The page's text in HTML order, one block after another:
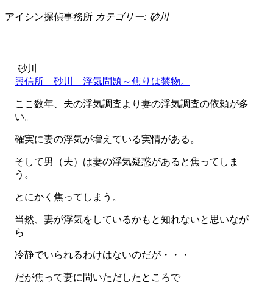
アイシン探偵事務所 カテゴリー: 砂川
砂川
興信所 砂川 浮気問題～焦りは禁物。
ここ数年、夫の浮気調査より妻の浮気調査の依頼が多
い。
確実に妻の浮気が増えている実情がある。
そして男（夫）は妻の浮気疑惑があると焦ってしま
う。
とにかく焦ってしまう。
当然、妻が浮気をしているかもと知れないと思いなが
ら
冷静でいられるわけはないのだが・・・
だが焦って妻に問いただしたところで